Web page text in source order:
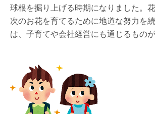
球根を掘り上げる時期になりました。花
次のお花を育てるために地道な努力を
は、子育てや会社経営にも通じるものが